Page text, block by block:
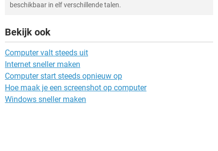
beschikbaar in elf verschillende talen.
Bekijk ook
Computer valt steeds uit
Internet sneller maken
Computer start steeds opnieuw op
Hoe maak je een screenshot op computer
Windows sneller maken